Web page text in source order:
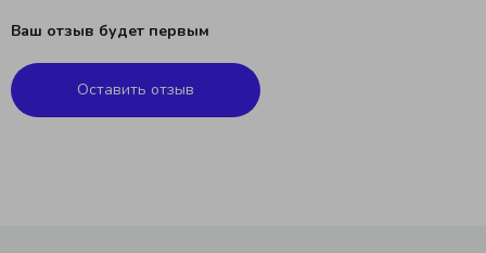
Ваш отзыв будет первым
Оставить отзыв